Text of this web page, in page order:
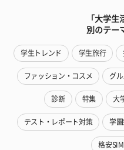
「大学生
別のテー
学生トレンド 学生旅行
ファッション・コスメ グル
診断 特集 大
テスト・レポート対策 学
格安